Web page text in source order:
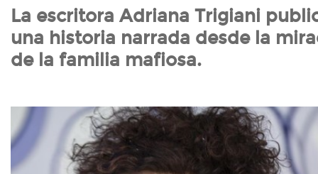
La escritora Adriana Trigiani
una historia narrada desde la
de la familia mafiosa.